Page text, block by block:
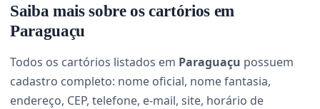
Saiba mais sobre os cartórios em
Paraguaçu
Todos os cartórios listados em Paraguaçu possuem
cadastro completo: nome oficial, nome fantasia,
endereço, CEP, telefone, e-mail, site, horário de